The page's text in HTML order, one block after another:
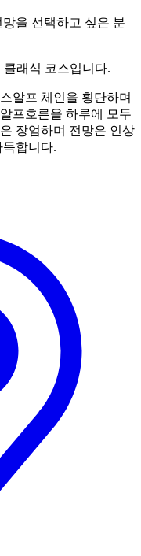
을 선택하고 싶은 분
래식 코스입니다.
알프 체인을 횡단하며
프호른을 하루에 모두
장엄하며 전망은 인상
합니다.